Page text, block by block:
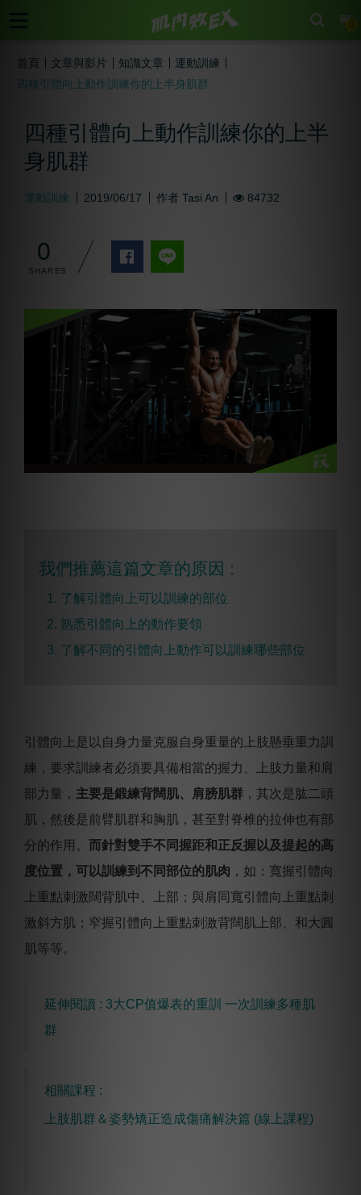
0
首頁 文章與影片 知識文章
運動訓練
四種引體向上動作訓練你的上半身肌群
四種引體向上動作訓練你的上半
身肌群
運動訓練 2019/06/17 作者 Tasi An 84732
0
我們推薦這篇文章的原因 :
1. 了解引體向上可以訓練的部位
2. 熟悉引體向上的動作要領
3. 了解不同的引體向上動作可以訓練哪些部位
引體向上是以自身力量克服自身重量的上肢懸垂重力訓
練，要求訓練者必須要具備相當的握力、上肢力量和肩
部力量， 主要是鍛練背闊肌、肩膀肌群 ，其次是肱二頭
肌，然後是前臂肌群和胸肌，甚至對脊椎的拉伸也有部
分的作用。 而針對雙手不同握距和正反握以及提起的高
度位置，可以訓練到不同部位的肌肉 ，如：寬握引體向
上重點刺激闊背肌中、上部；與肩同寬引體向上重點刺
激斜方肌；窄握引體向上重點刺激背闊肌上部、和大圓
肌等等。
延伸閱讀 : 3大CP值爆表的重訓 一次訓練多種肌
群
相關課程 :
上肢肌群＆姿勢矯正造成傷痛解決篇 (線上課程)